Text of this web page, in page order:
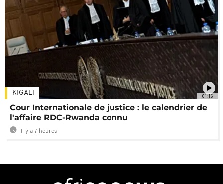
01:16
KIGALI
Cour Internationale de justice : le calendrier de
l'affaire RDC-Rwanda connu
Il y a 7 heures